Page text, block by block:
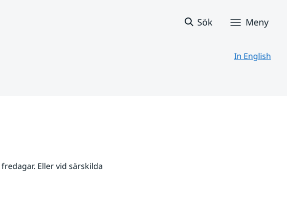
Sök Meny
In English
Eller vid särskilda